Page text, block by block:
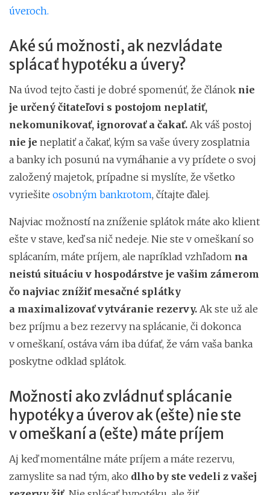
úveroch.
Aké sú možnosti, ak nezvládate
splácať hypotéku a úvery?
Na úvod tejto časti je dobré spomenúť, že článok nie
je určený čitateľovi s postojom neplatiť,
nekomunikovať, ignorovať a čakať. Ak váš postoj
nie je neplatiť a čakať, kým sa vaše úvery zosplatnia
a banky ich posunú na vymáhanie a vy prídete o svoj
založený majetok, prípadne si myslíte, že všetko
vyriešite osobným bankrotom, čítajte ďalej.
Najviac možností na zníženie splátok máte ako klient
ešte v stave, keď sa nič nedeje. Nie ste v omeškaní so
splácaním, máte príjem, ale napríklad vzhľadom na
neistú situáciu v hospodárstve je vašim zámerom
čo najviac znížiť mesačné splátky
a maximalizovať vytváranie rezervy. Ak ste už ale
bez príjmu a bez rezervy na splácanie, či dokonca
v omeškaní, ostáva vám iba dúfať, že vám vaša banka
poskytne odklad splátok.
Možnosti ako zvládnuť splácanie
hypotéky a úverov ak (ešte) nie ste
v omeškaní a (ešte) máte príjem
Aj keď momentálne máte príjem a máte rezervu,
zamyslite sa nad tým, ako dlho by ste vedeli z vašej